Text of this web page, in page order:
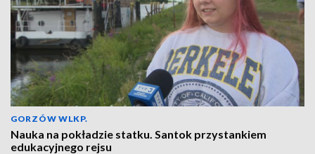
GORZÓW WLKP.
Nauka na pokładzie statku. Santok przystankiem
edukacyjnego rejsu